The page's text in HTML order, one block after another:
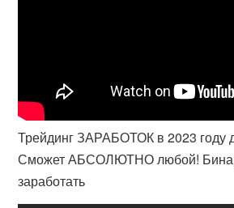
Трейдинг ЗАРАБОТОК в 2023 году
Сможет АБСОЛЮТНО любой!
заработать